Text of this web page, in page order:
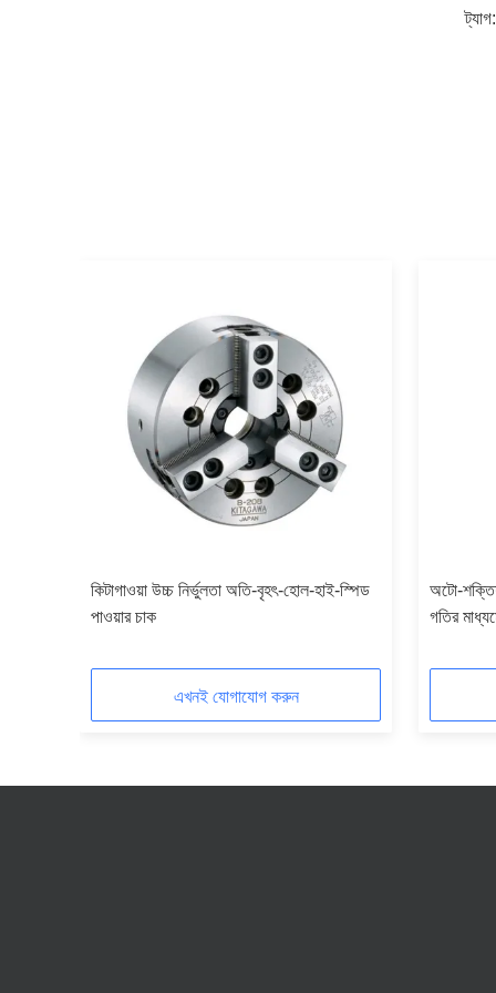
ট্যাগ:
কিটাগাওয়া উচ্চ নির্ভুলতা অতি-বৃহৎ-হোল-হাই-স্পিড
পাওয়ার চাক
এখনই যোগাযোগ করুন
অটো-
গতির